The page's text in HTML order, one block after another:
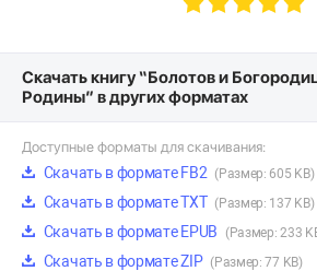
Скачать книгу “Болотов и
Родины” в других форматах
Доступные форматы для скачивания:
Скачать в формате FB2 (Размер: 605 KB)
Скачать в формате TXT (Размер: 137 KB)
Скачать в формате EPUB (Размер: 233
Скачать в формате ZIP (Размер: 77 KB)